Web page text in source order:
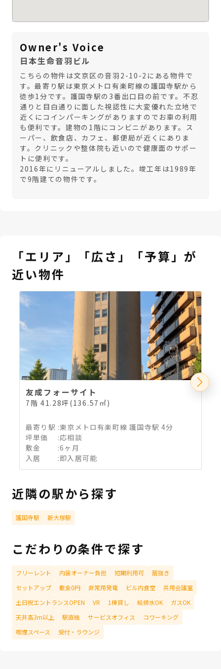
Owner's Voice
日本生命音羽ビル
こちらの物件は文京区の音羽2-10-2にある物件で
す。最寄り駅は東京メトロ有楽町線の護国寺駅から
徒歩1分です。護国寺駅の3番出口目の前です。不忍
通りと目白通りに面した視認性に大変優れた立地で
近くにコインパーキングがありますのでお車の利用
も便利です。建物の1階にコンビニがあります。ス
ーパー、飲食店、カフェ、郵便局が近くにありま
す。クリニックや整体院も近いので健康面のサポー
トに便利です。
2016年にリニューアルしました。竣工年は1989年
で9階建ての物件です。
「エリア」「広さ」「予算」が
近い物件
友成フォーサイト
7階 41.28坪(136.57㎡)
最寄り駅 :東京メトロ有楽町線 護国寺駅 4分
坪単価
:応相談
敷金
:6ヶ月
入居
:即入居可能
近隣の駅から探す
護国寺駅 新大塚駅
こだわりの条件で探す
フリーレント 内装オーナー負担 短期利用可
居抜き
セットアップ
敷金0円 非常用発電 ビル内食堂
共用会議室
土日祝エントランスOPEN
VR 1棟貸し 給排水OK
ガスOK
天井高3m以上
駅直結 サービスオフィス
コワーキング
喫煙スペース
受付・ラウンジ